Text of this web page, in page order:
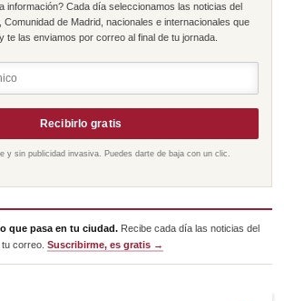
información? Cada día seleccionamos las noticias del
de Madrid, nacionales e internacionales que
te las enviamos por correo al final de tu jornada.
Recibirlo gratis
y sin publicidad invasiva. Puedes darte de baja con un clic.
que pasa en tu ciudad. Recibe cada día las noticias del
tu correo.Suscribirme, es gratis →